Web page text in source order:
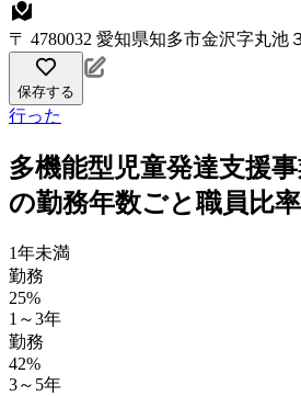
〒 4780032 愛知県知多市金沢字丸池
保存する
行った
多機能型児童発達支援
の勤務年数ごと職員比率
1年未満
勤務
25%
1～3年
勤務
42%
3～5年